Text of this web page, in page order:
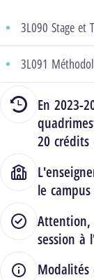
3L090 Stage et
3L091
En 2023-
20 crédits
le
Attention,
session à
Modalités